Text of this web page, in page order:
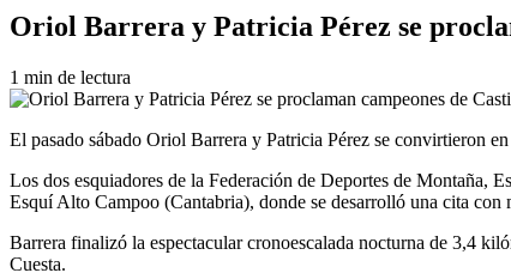
Oriol Barrera y Patricia Pérez se
1 min de lectura
El pasado sábado Oriol Barrera y Patricia Pérez se convirtieron
Los dos esquiadores de la Federación de Deportes de Montaña,
Esquí Alto Campoo (Cantabria), donde se desarrolló una cita con
Barrera finalizó la espectacular cronoescalada nocturna de 3,4
Cuesta.